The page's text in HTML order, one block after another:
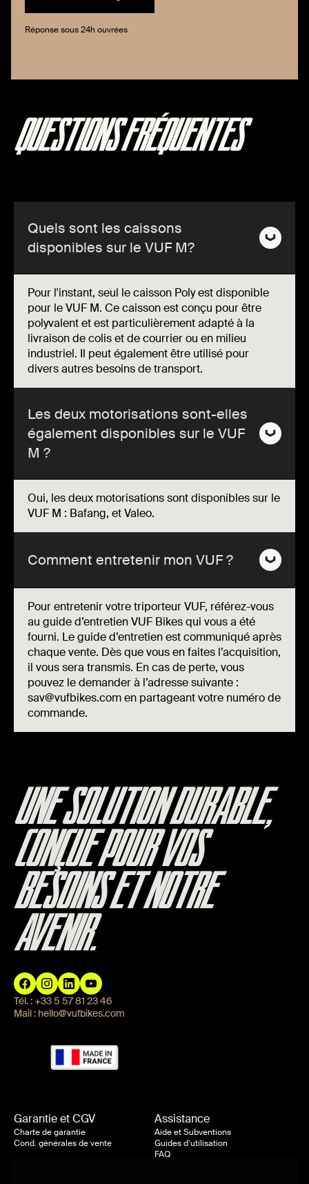
Réponse sous 24h ouvrées
QUESTIONS FRÉQUENTES
Quels sont les caissons
disponibles sur le VUF M?
Pour l'instant, seul le caisson Poly est disponible
pour le VUF M. Ce caisson est conçu pour être
polyvalent et est particulièrement adapté à la
livraison de colis et de courrier ou en milieu
industriel. Il peut également être utilisé pour
divers autres besoins de transport.
Les deux motorisations sont-elles
également disponibles sur le VUF
M ?
Oui, les deux motorisations sont disponibles sur le
VUF M : Bafang, et Valeo.
Comment entretenir mon VUF ?
Pour entretenir votre triporteur VUF, référez-vous
au guide d’entretien VUF Bikes qui vous a été
fourni. Le guide d’entretien est communiqué après
chaque vente. Dès que vous en faites l’acquisition,
il vous sera transmis. En cas de perte, vous
pouvez le demander à l’adresse suivante :
sav@vufbikes.com en partageant votre numéro de
commande.
UNE SOLUTION DURABLE,
CONÇUE POUR VOS
BESOINS ET NOTRE
AVENIR.
Tél. : +33 5 57 81 23 46
Mail : hello@vufbikes.com
Garantie et CGV
Charte de garantie
Cond. générales de vente
Assistance
Aide et Subventions
Guides d’utilisation
FAQ